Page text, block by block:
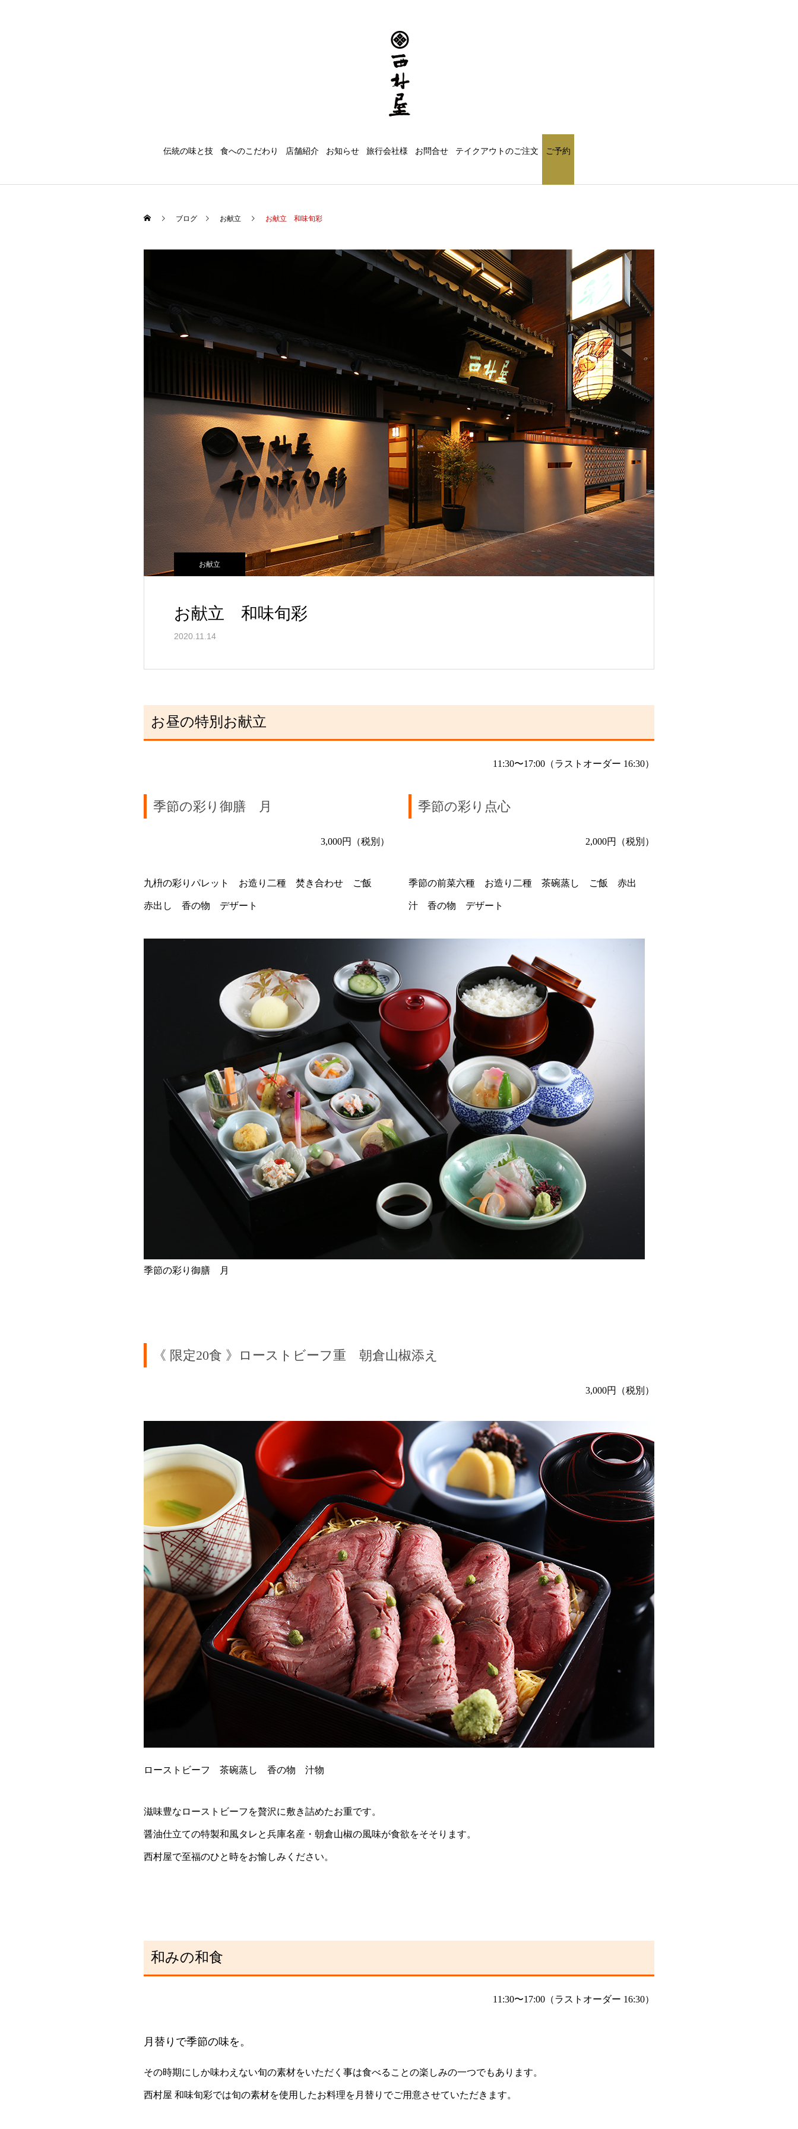
伝統の味と技 食へのこだわり 店舗紹介 お知らせ 旅行会社様 お問合せ テイクアウトのご注文 ご予約
ブログ お献立 お献立 和味旬彩
お献立
お献立 和味旬彩
2020.11.14
お昼の特別お献立
11:30〜17:00（ラストオーダー 16:30）
季節の彩り御膳 月
3,000円（税別）
九枡の彩りパレット お造り二種 焚き合わせ ご飯
赤出し 香の物 デザート
季節の彩り点心
2,000円（税別）
季節の前菜六種 お造り二種 茶碗蒸し ご飯 赤出
汁 香の物 デザート
季節の彩り御膳 月
《 限定20食 》ローストビーフ重 朝倉山椒添え
3,000円（税別）
ローストビーフ 茶碗蒸し 香の物 汁物
滋味豊なローストビーフを贅沢に敷き詰めたお重です。
醤油仕立ての特製和風タレと兵庫名産・朝倉山椒の風味が食欲をそそります。
西村屋で至福のひと時をお愉しみください。
和みの和食
11:30〜17:00（ラストオーダー 16:30）
月替りで季節の味を。
その時期にしか味わえない旬の素材をいただく事は食べることの楽しみの一つでもあります。
西村屋 和味旬彩では旬の素材を使用したお料理を月替りでご用意させていただきます。